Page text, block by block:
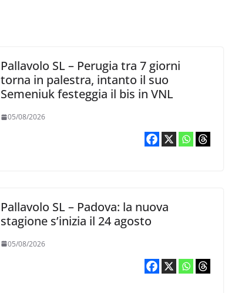
Pallavolo SL – Perugia tra 7 giorni
torna in palestra, intanto il suo
Semeniuk festeggia il bis in VNL
05/08/2026
Pallavolo SL – Padova: la nuova
stagione s’inizia il 24 agosto
05/08/2026